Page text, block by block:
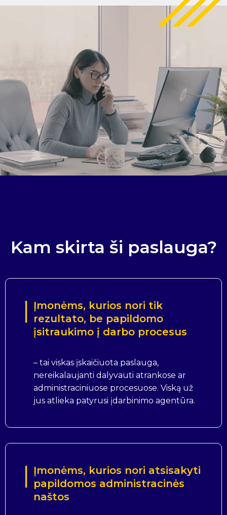
Kam skirta ši paslauga?
Įmonėms, kurios nori tik
rezultato, be papildomo
įsitraukimo į darbo procesus
– tai viskas įskaičiuota paslauga,
nereikalaujanti dalyvauti atrankose ar
administraciniuose procesuose. Viską už
jus atlieka patyrusi įdarbinimo agentūra.
Įmonėms, kurios nori atsisakyti
papildomos administracinės
naštos